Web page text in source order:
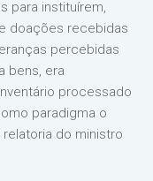
para instituírem,
doações recebidas
percebidas
bens, era
processado
paradigma o
relatoria do ministro